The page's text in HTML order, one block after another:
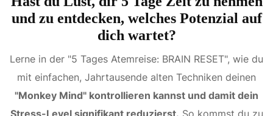
und zu entdecken, welches Potenzial auf
dich wartet?
Lerne in der "5 Tages Atemreise: BRAIN RESET", wie du
mit einfachen, Jahrtausende alten Techniken deinen
"Monkey Mind" kontrollieren kannst und damit dein
Stress-Level signifikant reduzierst. So kommst du zu